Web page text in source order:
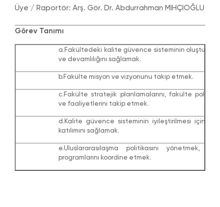
Üye / Raportör: Arş. Gör. Dr. Abdurrahman MIHÇIOĞLU
Görev Tanımı
a.Fakültedeki kalite güvence sisteminin
ve devamlılığını sağlamak.
b.Fakülte misyon ve vizyonunu takip etmek.
c.Fakülte stratejik planlamalarını, fakülte
ve faaliyetlerini takip etmek.
d.Kalite güvence sisteminin iyileştirilmesi için
katılımını sağlamak.
e.Uluslararasılaşma politikasını yönetmek,
programlarını koordine etmek.